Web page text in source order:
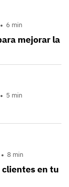
6 min
mejorar la
5 min
8 min
en tu